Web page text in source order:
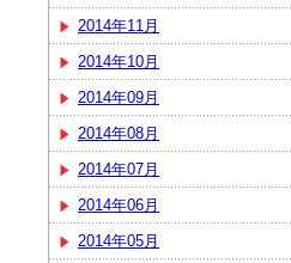
2014年11月
2014年10月
2014年09月
2014年08月
2014年07月
2014年06月
2014年05月